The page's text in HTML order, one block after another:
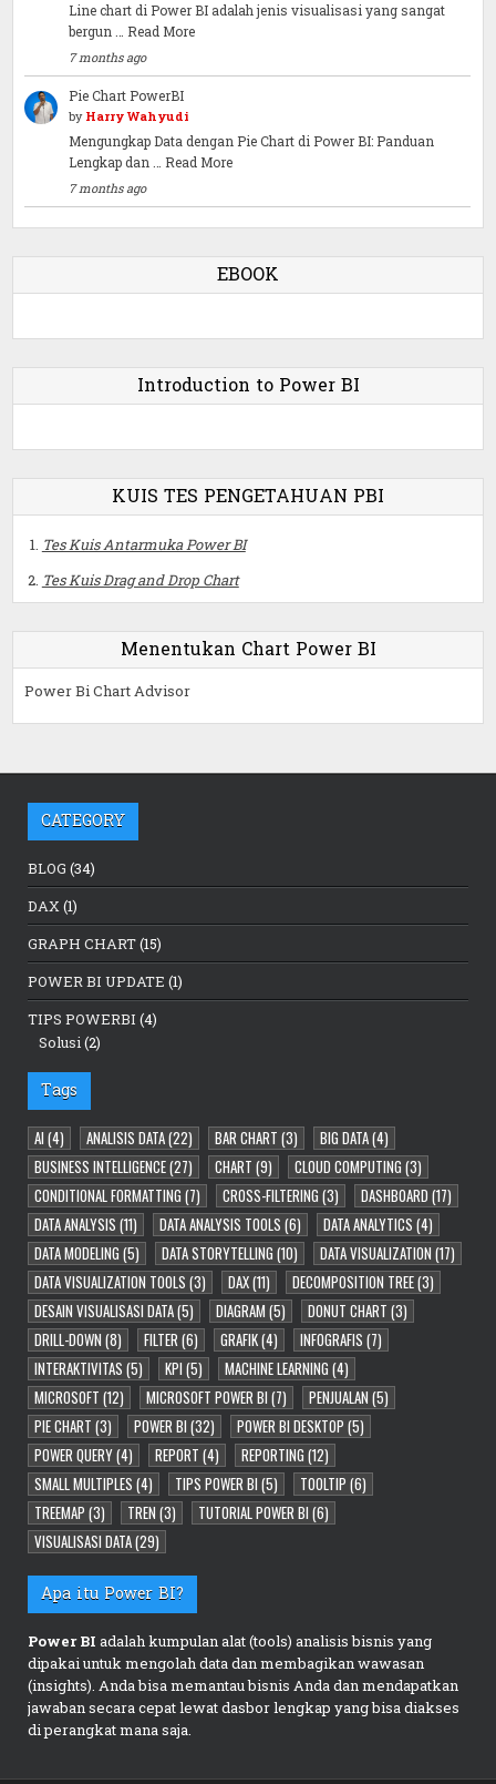
Line chart di Power BI adalah jenis visualisasi yang sangat
bergun … Read More
7 months ago
Pie Chart PowerBI
by Harry Wahyudi
Mengungkap Data dengan Pie Chart di Power BI: Panduan
Lengkap dan … Read More
7 months ago
EBOOK
Introduction to Power BI
KUIS TES PENGETAHUAN PBI
Tes Kuis Antarmuka Power BI
Tes Kuis Drag and Drop Chart
Menentukan Chart Power BI
Power Bi Chart Advisor
CATEGORY
BLOG (34)
DAX(1)
GRAPH CHART(15)
POWER BI UPDATE (1)
TIPS POWERBI (4)
Solusi(2)
Tags
AI (4) ANALISIS DATA(22) BAR CHART (3) BIG DATA(4)
BUSINESS INTELLIGENCE(27) CHART (9) CLOUD COMPUTING (3)
CONDITIONAL FORMATTING (7) CROSS-FILTERING (3) DASHBOARD (17)
DATA ANALYSIS (11) DATA ANALYSIS TOOLS (6) DATA ANALYTICS (4)
DATA MODELING (5) DATA STORYTELLING (10) DATA VISUALIZATION (17)
DATA VISUALIZATION TOOLS (3) DAX(11) DECOMPOSITION TREE(3)
DESAIN VISUALISASI DATA(5) DIAGRAM (5) DONUT CHART (3)
DRILL-DOWN (8) FILTER(6) GRAFIK(4) INFOGRAFIS (7)
INTERAKTIVITAS (5) KPI (5) MACHINE LEARNING (4)
MICROSOFT (12) MICROSOFT POWER BI (7) PENJUALAN (5)
PIE CHART (3) POWER BI (32) POWER BI DESKTOP (5)
POWER QUERY(4) REPORT (4) REPORTING (12)
SMALL MULTIPLES (4) TIPS POWER BI (5) TOOLTIP (6)
TREEMAP (3) TREN (3) TUTORIAL POWER BI (6)
VISUALISASI DATA(29)
Apa itu Power BI?
Power BI adalah kumpulan alat (tools) analisis bisnis yang
dipakai untuk mengolah data dan membagikan wawasan
(insights). Anda bisa memantau bisnis Anda dan mendapatkan
jawaban secara cepat lewat dasbor lengkap yang bisa diakses
di perangkat mana saja.